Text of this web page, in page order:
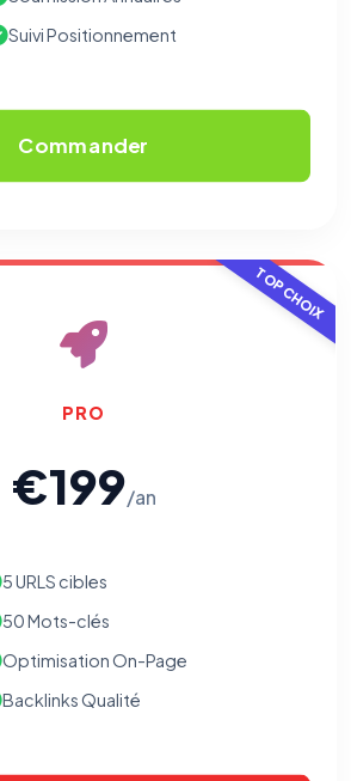
Suivi Positionnement
Commander
TOP CHOIX
PRO
€199/an
5 URLS cibles
50 Mots-clés
Optimisation On-Page
Backlinks Qualité